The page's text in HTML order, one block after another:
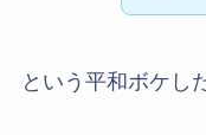
という平和ボケし